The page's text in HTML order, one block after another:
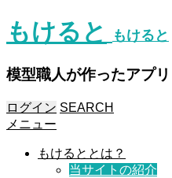
もけると もけると
模型職人が作ったアプリ
ログイン SEARCH
メニュー
もけるととは？
当サイトの紹介